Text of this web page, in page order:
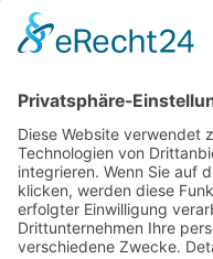
STIFTER
KATEGORIE
nicht mehr erhalten
STANDORT
Nicht mehr erhalten,
Stadtteilbibliothek